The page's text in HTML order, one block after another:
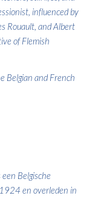
influenced by
Rouault, and Albert
of Flemish
Belgian and French
Belgische
en overleden in